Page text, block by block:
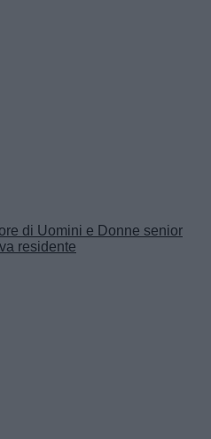
di Uomini e Donne senior
residente